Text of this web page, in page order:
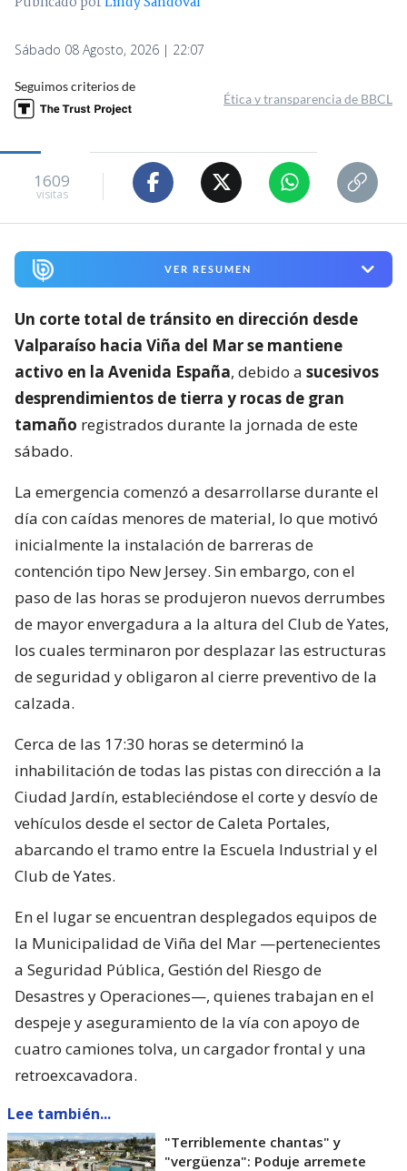
Sábado 08 Agosto, 2026 | 22:07
Seguimos criterios de
Ética y transparencia de BBCL
1609
visitas
VER RESUMEN
Un corte total de tránsito en dirección desde
Valparaíso hacia Viña del Mar se mantiene
activo en la Avenida España, debido a sucesivos
desprendimientos de tierra y rocas de gran
tamaño registrados durante la jornada de este
sábado.
La emergencia comenzó a desarrollarse durante el
día con caídas menores de material, lo que motivó
inicialmente la instalación de barreras de
contención tipo New Jersey. Sin embargo, con el
paso de las horas se produjeron nuevos derrumbes
de mayor envergadura a la altura del Club de Yates,
los cuales terminaron por desplazar las estructuras
de seguridad y obligaron al cierre preventivo de la
calzada.
Cerca de las 17:30 horas se determinó la
inhabilitación de todas las pistas con dirección a la
Ciudad Jardín, estableciéndose el corte y desvío de
vehículos desde el sector de Caleta Portales,
abarcando el tramo entre la Escuela Industrial y el
Club de Yates.
En el lugar se encuentran desplegados equipos de
la Municipalidad de Viña del Mar —pertenecientes
a Seguridad Pública, Gestión del Riesgo de
Desastres y Operaciones—, quienes trabajan en el
despeje y aseguramiento de la vía con apoyo de
cuatro camiones tolva, un cargador frontal y una
retroexcavadora.
Lee también...
"Terriblemente chantas" y
"vergüenza": Poduje arremete